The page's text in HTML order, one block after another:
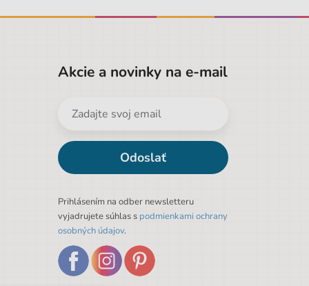
Akcie a novinky na e-mail
Odoslať
Prihlásením na odber newsletteru
vyjadrujete súhlas s podmienkami ochrany
osobných údajov.